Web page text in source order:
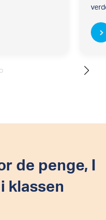
de penge, I
klassen